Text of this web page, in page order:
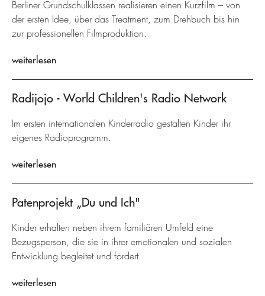
Berliner Grundschulklassen realisieren einen Kurzfilm – von
der ersten Idee, über das Treatment, zum Drehbuch bis hin
zur professionellen Filmproduktion.
weiterlesen
Radijojo - World Children's Radio Network
Im ersten internationalen Kinderradio gestalten Kinder ihr
eigenes Radioprogramm.
weiterlesen
Patenprojekt „Du und Ich"
Kinder erhalten neben ihrem familiären Umfeld eine
Bezugsperson, die sie in ihrer emotionalen und sozialen
Entwicklung begleitet und fördert.
weiterlesen